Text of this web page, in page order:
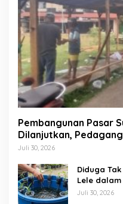
Pembangunan Pasar
Dilanjutkan,
Lapangan Gadih
Juli 30, 2026
Diduga
Lele
Tuai
Juli 30, 2026